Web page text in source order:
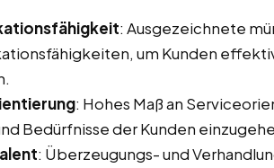
: Ausgezeichnete
um Kunden
: Hohes Maß an
Bedürfnisse der Kunden
: Überzeugungs- und